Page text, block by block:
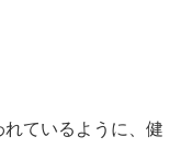
れているように、健